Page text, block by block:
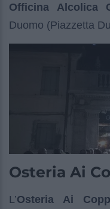
Officina Alcolica
Duomo (Piazzetta
Osteria Ai
L’Osteria Ai